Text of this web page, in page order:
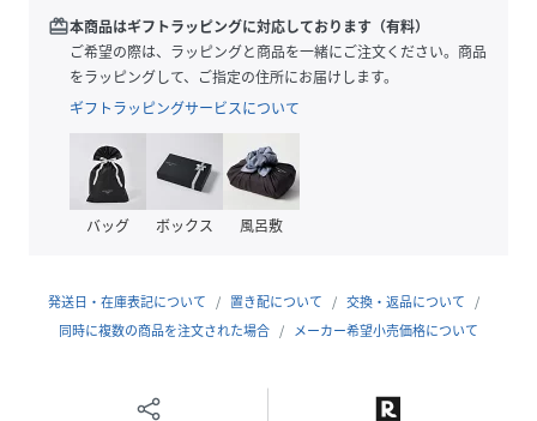
styling
スラックスやフレアパンツと合わせてきれい目モードなスタ
イリングがおすすめ◯シャツアウターとしてインナーにベー
シックなシャツを合わせて大人なレイヤードスタイルもおす
すめです!
material
程よいシボ感と微光沢のある素材を使用しています。
総重量 : 約660g
より、実際の色味と異なって見える場合がございます。予め
redeem本商品はギフトラッピングに対応しております（有料）
ご希望の際は、ラッピングと商品を一緒にご注文ください。商品
をラッピングして、ご指定の住所にお届けします。
ギフトラッピングサービスについて
バッグ ボックス 風呂敷
発送日・在庫表記について 置き配について
交換・返品について
同時に複数の商品を注文された場合
メーカー希望小売価格について